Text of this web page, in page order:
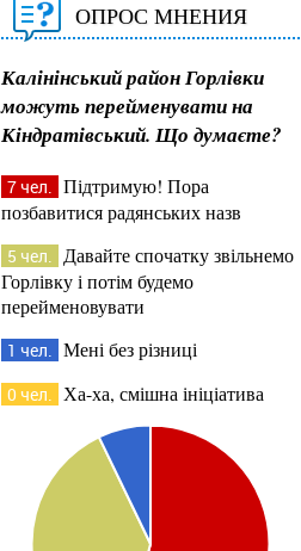
ОПРОС МНЕНИЯ
Калінінський район Горлівки
можуть перейменувати на
Кіндратівський. Що думаєте?
7 чел. Підтримую! Пора
позбавитися радянських назв
5 чел. Давайте спочатку звільнемо
Горлівку і потім будемо
перейменовувати
1 чел. Мені без різниці
0 чел. Ха-ха, смішна ініціатива